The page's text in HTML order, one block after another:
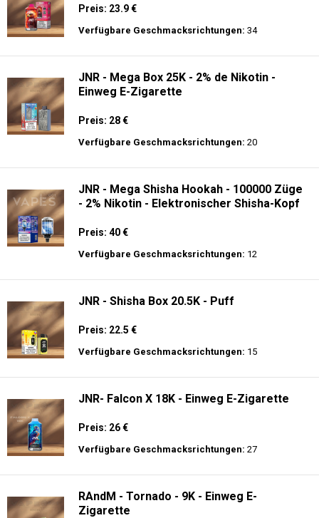
Preis: 23.9 €
Verfügbare Geschmacksrichtungen: 34
JNR - Mega Box 25K - 2% de Nikotin -
Einweg E-Zigarette
Preis: 28 €
Verfügbare Geschmacksrichtungen: 20
JNR - Mega Shisha Hookah - 100000 Züge
- 2% Nikotin - Elektronischer Shisha-Kopf
Preis: 40 €
Verfügbare Geschmacksrichtungen: 12
JNR - Shisha Box 20.5K - Puff
Preis: 22.5 €
Verfügbare Geschmacksrichtungen: 15
JNR- Falcon X 18K - Einweg E-Zigarette
Preis: 26 €
Verfügbare Geschmacksrichtungen: 27
RAndM - Tornado - 9K - Einweg E-
Zigarette